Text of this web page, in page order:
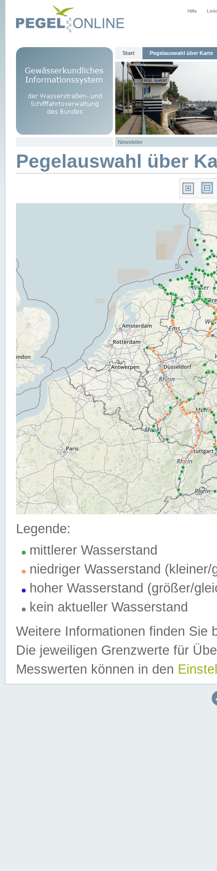
Hilfe
Start Pegelauswahl über Karte
Newsletter
Pegelauswahl über
Legende:
mittlerer Wasserstand
niedriger Wasserstand (kleiner/
hoher Wasserstand (größer/
kein aktueller Wasserstand
Weitere Informationen finden Sie
Die jeweiligen Grenzwerte für
Messwerten können in den